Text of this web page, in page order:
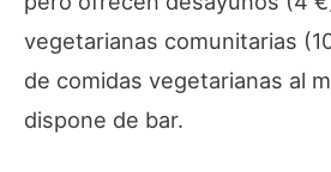
vegetarianas comunitarias
de comidas vegetarianas al
dispone de bar.